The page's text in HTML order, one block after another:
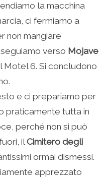
la macchina
ci fermiamo a
non mangiare
verso Mojave
6. Si concludono
e ci prepariamo per
praticamente tutta in
perché non si può
ilCimitero degli
ormai dismessi.
apprezzato